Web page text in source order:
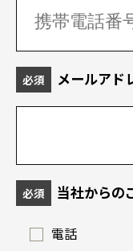
必須 メールアド
必須 当社からの
電話